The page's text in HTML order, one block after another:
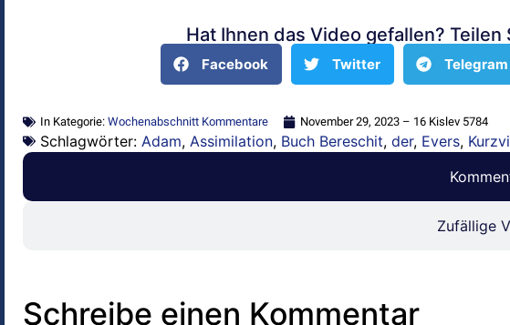
Hat Ihnen das Video gefallen?
Facebook Twitter Telegram
In Kategorie: Wochenabschnitt Kommentare November 29, 2023 – 16 Kislev 5784
Schlagwörter: Adam, Assimilation, Buch Bereschit, der, Evers,
Zufällige
Schreibe einen Kommentar